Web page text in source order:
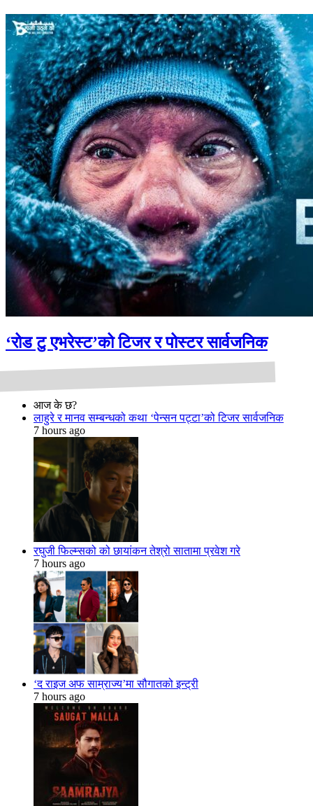
‘रोड टु एभरेस्ट’को टिजर र पोस्टर सार्वजनिक
आज के छ?
लाहुरे र मानव सम्बन्धको कथा ‘पेन्सन पट्टा’को टिजर सार्वजनिक
7 hours ago
रघुजी फिल्म्सको को छायांकन तेश्रो सातामा प्रवेश गरे
7 hours ago
‘द राइज अफ साम्राज्य’मा सौगातको इन्ट्री
7 hours ago